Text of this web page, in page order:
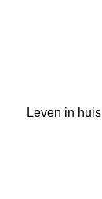
Leven in huis